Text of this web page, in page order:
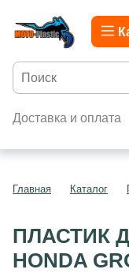
Доставка и оплата
Главная Каталог
ПЛАСТИК
HONDA